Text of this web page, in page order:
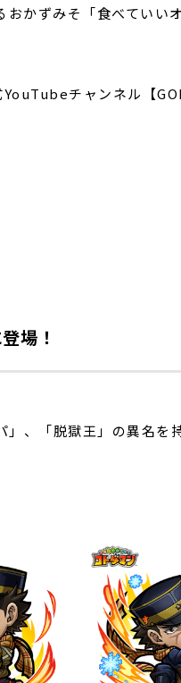
かずみそ「食べていい
チャンネル【
場！
」、「脱獄王」の異名を